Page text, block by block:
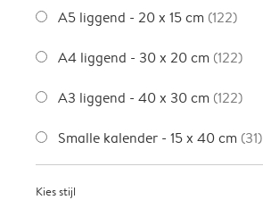
A5 liggend - 20 x 15 cm (122)
A4 liggend - 30 x 20 cm (122)
A3 liggend - 40 x 30 cm (122)
Smalle kalender - 15 x 40 cm (31)
Kies stijl